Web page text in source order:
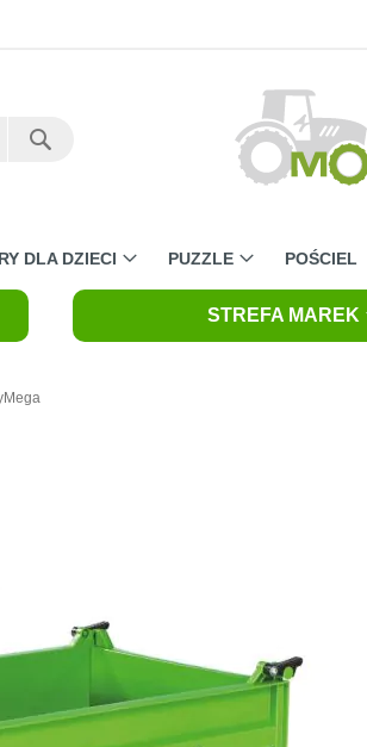
DLA DZIECI PUZZLE POŚCIEL
STREFA MAREK